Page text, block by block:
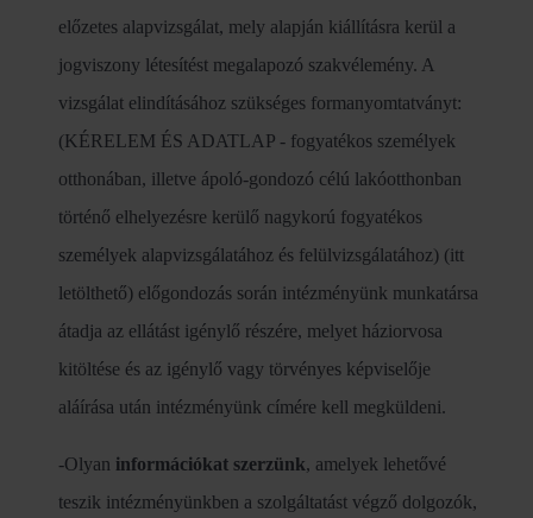
előzetes alapvizsgálat, mely alapján kiállításra kerül a
jogviszony létesítést megalapozó szakvélemény. A
vizsgálat elindításához szükséges formanyomtatványt:
(KÉRELEM ÉS ADATLAP - fogyatékos személyek
otthonában, illetve ápoló-gondozó célú lakóotthonban
történő elhelyezésre kerülő nagykorú fogyatékos
személyek alapvizsgálatához és felülvizsgálatához) (itt
letölthető) előgondozás során intézményünk munkatársa
átadja az ellátást igénylő részére, melyet háziorvosa
kitöltése és az igénylő vagy törvényes képviselője
aláírása után intézményünk címére kell megküldeni.
-Olyan információkat szerzünk, amelyek lehetővé
teszik intézményünkben a szolgáltatást végző dolgozók,